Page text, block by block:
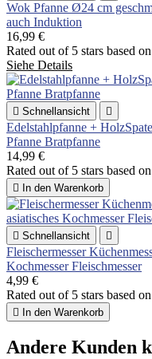
Wok Pfanne Ø24 cm
auch Induktion
16,99 €
Rated out of 5 stars based on
Siehe Details
 Schnellansicht 
Edelstahlpfanne +
Pfanne Bratpfanne
14,99 €
Rated out of 5 stars based on
 In den Warenkorb
 Schnellansicht 
Fleischermesser
Kochmesser Fleischmesser
4,99 €
Rated out of 5 stars based on
 In den Warenkorb
Andere Kunden